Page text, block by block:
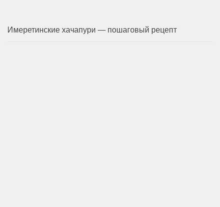
Имеретинские хачапури — пошаговый рецепт